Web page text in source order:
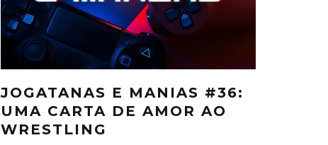
JOGATANAS E MANIAS #36:
UMA CARTA DE AMOR AO
WRESTLING